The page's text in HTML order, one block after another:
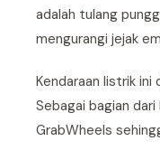
adalah tulang
mengurangi jejak
Kendaraan listrik
Sebagai bagian
GrabWheels